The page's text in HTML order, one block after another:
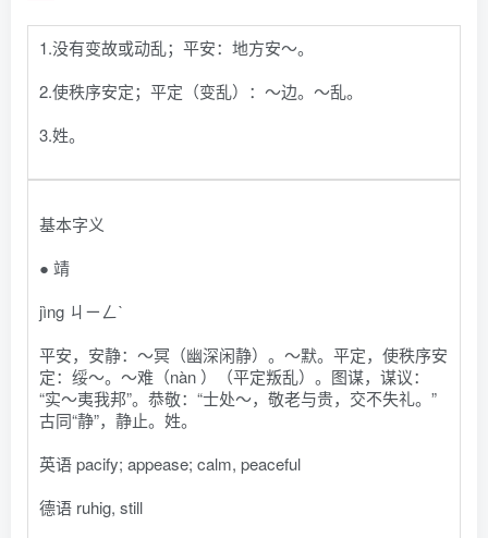
1.没有变故或动乱；平安：地方安～。
2.使秩序安定；平定（变乱）：～边。～乱。
3.姓。
基本字义
● 靖
jìng ㄐㄧㄥˋ
平安，安静：～冥（幽深闲静）。～默。平定，使秩序安
定：绥～。～难（nàn ）（平定叛乱）。图谋，谋议：
“实～夷我邦”。恭敬：“士处～，敬老与贵，交不失礼。”
古同“静”，静止。姓。
英语 pacify; appease; calm, peaceful
德语 ruhig, still